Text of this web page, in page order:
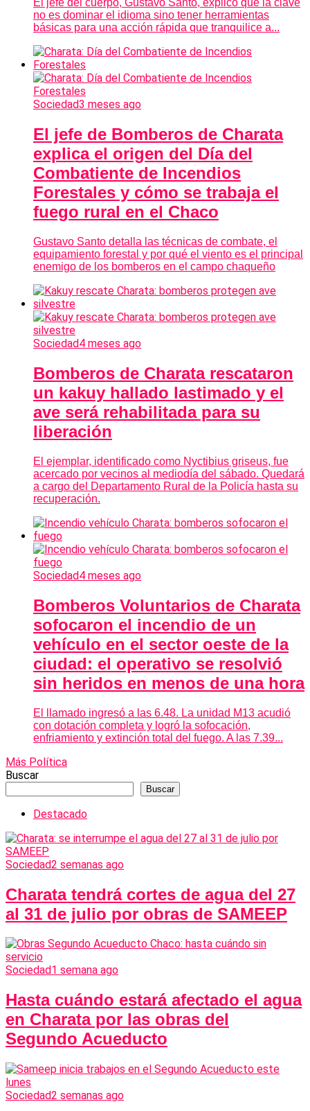
El jefe del cuerpo, Gustavo Santo, explicó que la clave
no es dominar el idioma sino tener herramientas
básicas para una acción rápida que tranquilice a...
Sociedad3 meses ago
El jefe de Bomberos de Charata
explica el origen del Día del
Combatiente de Incendios
Forestales y cómo se trabaja el
fuego rural en el Chaco
Gustavo Santo detalla las técnicas de combate, el
equipamiento forestal y por qué el viento es el principal
enemigo de los bomberos en el campo chaqueño
Sociedad4 meses ago
Bomberos de Charata rescataron
un kakuy hallado lastimado y el
ave será rehabilitada para su
liberación
El ejemplar, identificado como Nyctibius griseus, fue
acercado por vecinos al mediodía del sábado. Quedará
a cargo del Departamento Rural de la Policía hasta su
recuperación.
Sociedad4 meses ago
Bomberos Voluntarios de Charata
sofocaron el incendio de un
vehículo en el sector oeste de la
ciudad: el operativo se resolvió
sin heridos en menos de una hora
El llamado ingresó a las 6.48. La unidad M13 acudió
con dotación completa y logró la sofocación,
enfriamiento y extinción total del fuego. A las 7.39...
Más Política
Buscar
Buscar
Destacado
Sociedad2 semanas ago
Charata tendrá cortes de agua del 27
al 31 de julio por obras de SAMEEP
Sociedad1 semana ago
Hasta cuándo estará afectado el agua
en Charata por las obras del
Segundo Acueducto
Sociedad2 semanas ago